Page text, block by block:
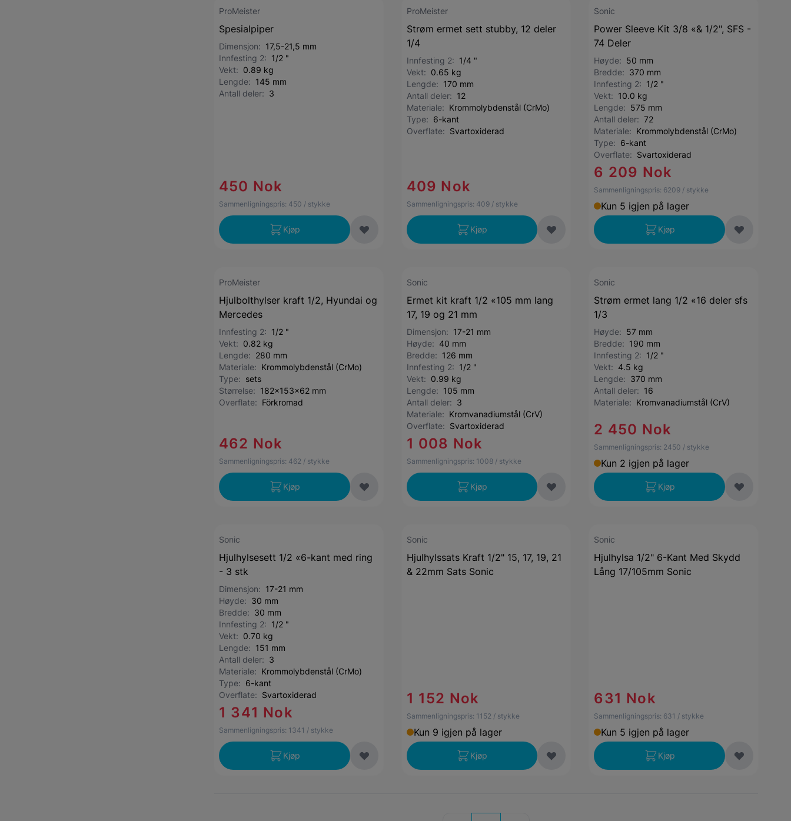
ProMeister
Spesialpiper
Dimensjon: 17,5-21,5 mm
Innfesting 2: 1/2 "
Vekt: 0.89 kg
Lengde: 145 mm
Antall deler: 3
450 Nok
Sammenligningspris: 450 / stykke
Kjøp
ProMeister
Strøm ermet sett stubby, 12 deler
1/4
Innfesting 2: 1/4 "
Vekt: 0.65 kg
Lengde: 170 mm
Antall deler: 12
Materiale: Krommolybdenstål (CrMo)
Type: 6-kant
Overflate: Svartoxiderad
409 Nok
Sammenligningspris: 409 / stykke
Kjøp
Sonic
Power Sleeve Kit 3/8 «& 1/2", SFS -
74 Deler
Høyde: 50 mm
Bredde: 370 mm
Innfesting 2: 1/2 "
Vekt: 10.0 kg
Lengde: 575 mm
Antall deler:72
Materiale: Krommolybdenstål (CrMo)
Type: 6-kant
Overflate: Svartoxiderad
6 209 Nok
Sammenligningspris: 6209 / stykke
Kun 5 igjen på lager
Kjøp
ProMeister
Hjulbolthylser kraft 1/2, Hyundai og
Mercedes
Innfesting 2: 1/2 "
Vekt: 0.82 kg
Lengde: 280 mm
Materiale: Krommolybdenstål (CrMo)
Type: sets
Størrelse: 182x153x62 mm
Overflate: Förkromad
462 Nok
Sammenligningspris: 462 / stykke
Kjøp
Sonic
Ermet kit kraft 1/2 «105 mm lang
17, 19 og 21 mm
Dimensjon: 17-21 mm
Høyde: 40 mm
Bredde: 126 mm
Innfesting 2: 1/2 "
Vekt: 0.99 kg
Lengde: 105 mm
Antall deler: 3
Materiale: Kromvanadiumstål (CrV)
Overflate: Svartoxiderad
1 008 Nok
Sammenligningspris: 1008 / stykke
Kjøp
Sonic
Strøm ermet lang 1/2 «16 deler sfs
1/3
Høyde: 57 mm
Bredde: 190 mm
Innfesting 2: 1/2 "
Vekt: 4.5 kg
Lengde: 370 mm
Antall deler: 16
Materiale: Kromvanadiumstål (CrV)
2 450 Nok
Sammenligningspris: 2450 / stykke
Kun 2 igjen på lager
Kjøp
Sonic
Hjulhylsesett 1/2 «6-kant med ring
- 3 stk
Dimensjon: 17-21 mm
Høyde: 30 mm
Bredde: 30 mm
Innfesting 2: 1/2 "
Vekt: 0.70 kg
Lengde: 151 mm
Antall deler: 3
Materiale: Krommolybdenstål (CrMo)
Type: 6-kant
Overflate: Svartoxiderad
1 341 Nok
Sammenligningspris: 1341 / stykke
Kjøp
Sonic
Hjulhylssats Kraft 1/2" 15, 17, 19, 21
& 22mm Sats Sonic
1 152 Nok
Sammenligningspris: 1152 / stykke
Kun 9 igjen på lager
Kjøp
Sonic
Hjulhylsa 1/2" 6-Kant Med Skydd
Lång 17/105mm Sonic
631 Nok
Sammenligningspris: 631 / stykke
Kun 5 igjen på lager
Kjøp